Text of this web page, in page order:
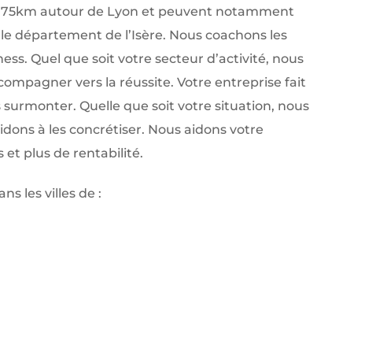
autour de Lyon et peuvent notamment
département de l’Isère. Nous coachons les
Quel que soit votre secteur d’activité, nous
vers la réussite. Votre entreprise fait
surmonter. Quelle que soit votre situation, nous
à les concrétiser. Nous aidons votre
et plus de rentabilité.
les villes de :